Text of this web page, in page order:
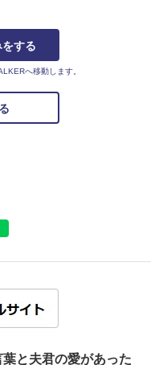
する
へ移動します。
と夫君の愛があった